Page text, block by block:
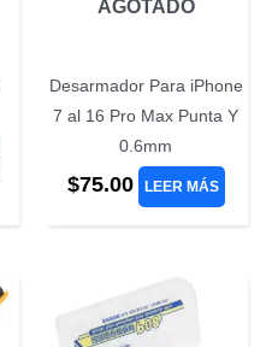
AGOTADO
Desarmador Para iPhone
7 al 16 Pro Max Punta Y
0.6mm
$75.00 LEER MÁS